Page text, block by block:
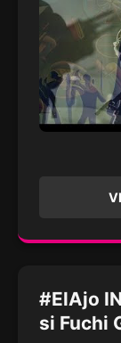
#ElAjo
si Fuchi